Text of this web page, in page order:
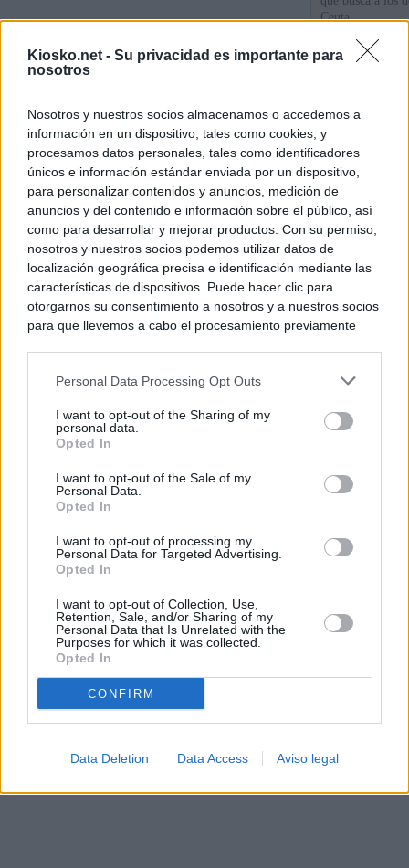
Kiosko.net - Su privacidad es importante para
nosotros
Nosotros y nuestros socios almacenamos o accedemos a
información en un dispositivo, tales como cookies, y
procesamos datos personales, tales como identificadores
únicos e información estándar enviada por un dispositivo,
para personalizar contenidos y anuncios, medición de
anuncios y del contenido e información sobre el público, así
como para desarrollar y mejorar productos. Con su permiso,
nosotros y nuestros socios podemos utilizar datos de
localización geográfica precisa e identificación mediante las
características de dispositivos. Puede hacer clic para
otorgarnos su consentimiento a nosotros y a nuestros socios
para que llevemos a cabo el procesamiento previamente
negar su consentimiento. Tenga en cuenta que algún
de su consentimiento, pero usted tiene el derecho de
rechazar tal procesamiento. Sus preferencias se aplicarán
cualquier momento entrando de nuevo en este sitio web o
visitando nuestra política de privacidad.
Personal Data Processing Opt Outs
I want to opt-out of the Sharing of my
personal data.
Opted In
I want to opt-out of the Sale of my
Personal Data.
Opted In
I want to opt-out of processing my
Personal Data for Targeted Advertising.
Opted In
I want to opt-out of Collection, Use,
Retention, Sale, and/or Sharing of my
Personal Data that Is Unrelated with the
Purposes for which it was collected.
Opted In
CONFIRM
Data Deletion Data Access Aviso legal
Ceuta
Herencia del
Ayuso o la
© Kiosko.net Aviso Legal Privacidad y Cookies